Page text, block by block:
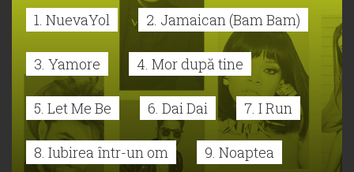
1. NuevaYol 2. Jamaican (Bam Bam)
3. Yamore 4. Mor după tine
5. Let Me Be 6. Dai Dai 7. I Run
8. Iubirea într-un om 9. Noaptea